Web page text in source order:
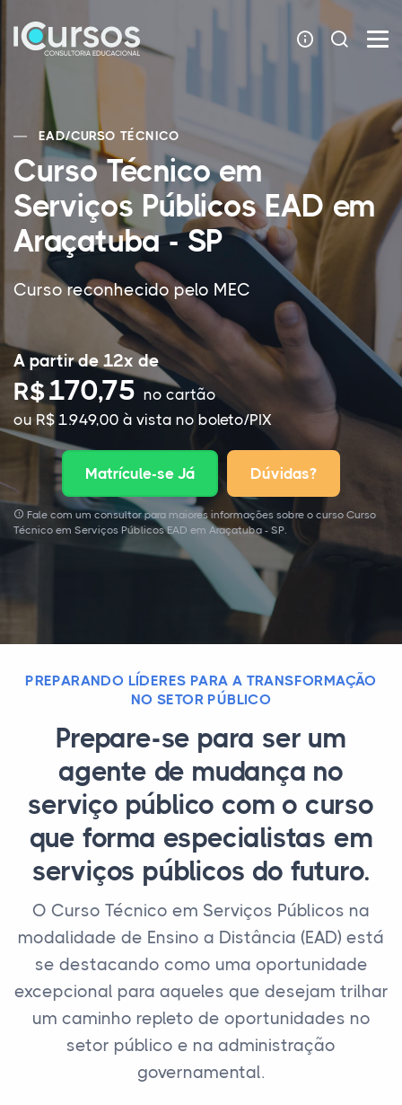
EAD/CURSO TÉCNICO
Curso Técnico em
Serviços Públicos EAD em
Araçatuba - SP
Curso reconhecido pelo MEC
A partir de 12x de
R$170,75no cartão
ou R$ 1.949,00 à vista no boleto/PIX
Matrícule-se Já Dúvidas?
Fale com um consultor para maiores informações sobre o curso Curso
Técnico em Serviços Públicos EAD em Araçatuba - SP.
PREPARANDO LÍDERES PARA A TRANSFORMAÇÃO
NO SETOR PÚBLICO
Prepare-se para ser um
agente de mudança no
serviço público com o curso
que forma especialistas em
serviços públicos do futuro.
O Curso Técnico em Serviços Públicos na
modalidade de Ensino a Distância (EAD) está
se destacando como uma oportunidade
excepcional para aqueles que desejam trilhar
um caminho repleto de oportunidades no
setor público e na administração
governamental.